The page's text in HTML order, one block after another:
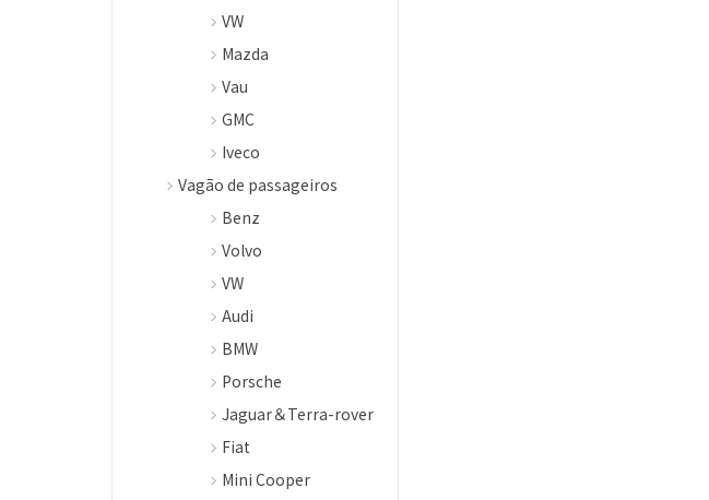
VW
Mazda
Vau
GMC
Iveco
Vagão de passageiros
Benz
Volvo
VW
Audi
BMW
Porsche
Jaguar＆Terra-rover
Fiat
Mini Cooper